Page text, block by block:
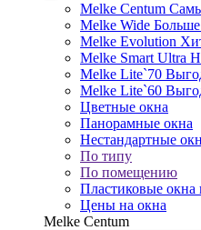
Melke Centum
Melke Wide Больше
Melke Evolution
Melke Smart Ultra
Melke Lite`70
Melke Lite`60
Цветные окна
Панорамные окна
Нестандартные
По типу
По помещению
Пластиковые окна
Цены на окна
Melke Centum